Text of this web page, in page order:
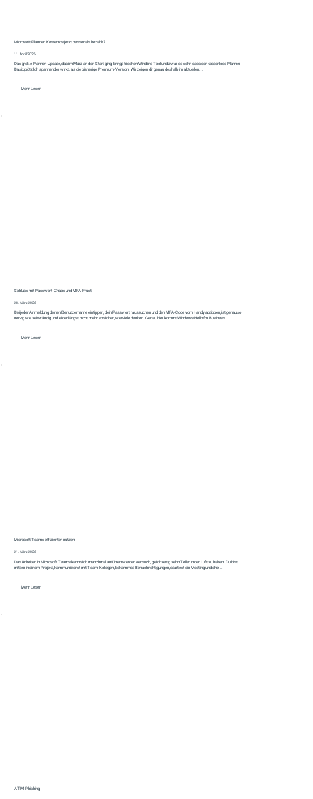
Microsoft Planner: Kostenlos jetzt besser als bezahlt?
11. April 2026
Das große Planner‑Update, das im März an den Start ging, bringt frischen Wind ins Tool und zwar so sehr, dass der kostenlose Planner
Basic plötzlich spannender wirkt, als die bisherige Premium‑Version. Wir zeigen dir genau deshalb im aktuellen...
Mehr Lesen
Schluss mit Passwort-Chaos und MFA-Frust
28. März 2026
Bei jeder Anmeldung deinen Benutzername eintippen, dein Passwort raussuchen und den MFA-Code vom Handy abtippen, ist genauso
nervig wie zeitwändig und leider längst nicht mehr so sicher, wie viele denken. Genau hier kommt Windows Hello for Business..
Mehr Lesen
Microsoft Teams effizienter nutzen
21. März 2026
Das Arbeiten in Microsoft Teams kann sich manchmal anfühlen wie der Versuch, gleichzeitig zehn Teller in der Luft zu halten. Du bist
mitten in einem Projekt, kommunizierst mit Team-Kollegen, bekommst Benachrichtigungen, startest ein Meeting und ehe...
Mehr Lesen
AiTM‑Phishing